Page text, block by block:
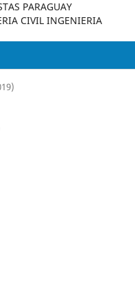
PARAGUAY
CIVIL INGENIERIA